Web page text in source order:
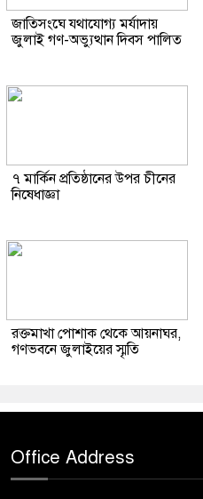
জাতিসংঘে যথাযোগ্য মর্যাদায়
জুলাই গণ-অভ্যুত্থান দিবস পালিত
৭ মার্কিন প্রতিষ্ঠানের উপর চীনের
নিষেধাজ্ঞা
রক্তমাখা পোশাক থেকে আয়নাঘর,
গণভবনে জুলাইয়ের স্মৃতি
Office Address